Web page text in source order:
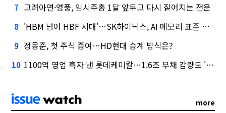
7 고려아연·영풍, 임시주총 1달 앞두고 다시 짙어지는 전운
8 'HBM 넘어 HBF 시대'…SK하이닉스, AI 메모리 표준 선점 나섰다
9 정몽준, 첫 주식 증여…HD현대 승계 방식은?
10 1100억 영업 흑자 낸 롯데케미칼…1.6조 부채 감량도 '속도'
more